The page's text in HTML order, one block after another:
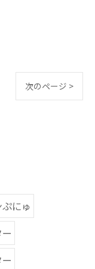
次のページ >
にゅ